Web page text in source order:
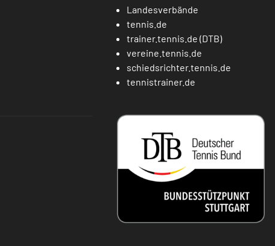
Landesverbände
tennis.de
trainer.tennis.de (DTB)
vereine.tennis.de
schiedsrichter.tennis.de
tennistrainer.de